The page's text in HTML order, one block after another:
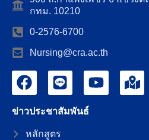
กทม. 10210
0-2576-6700
Nursing@cra.ac.th
ข่าวประชาสัมพันธ์
หลักสูตร